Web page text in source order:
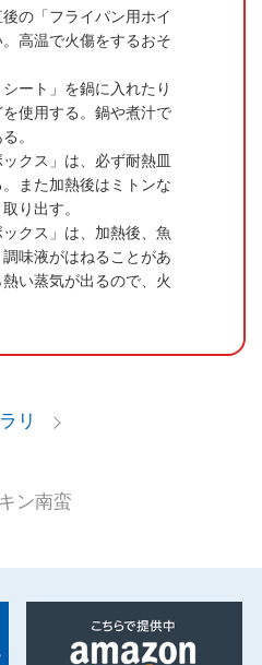
の「フライパン用ホイ
高温で火傷をするおそ
シート」を鍋に入れたり
使用する。鍋や煮汁で
。
ックス」は、必ず耐熱皿
また加熱後はミトンな
り出す。
ックス」は、加熱後、魚
味液がはねることがあ
い蒸気が出るので、火
リ
ン南蛮